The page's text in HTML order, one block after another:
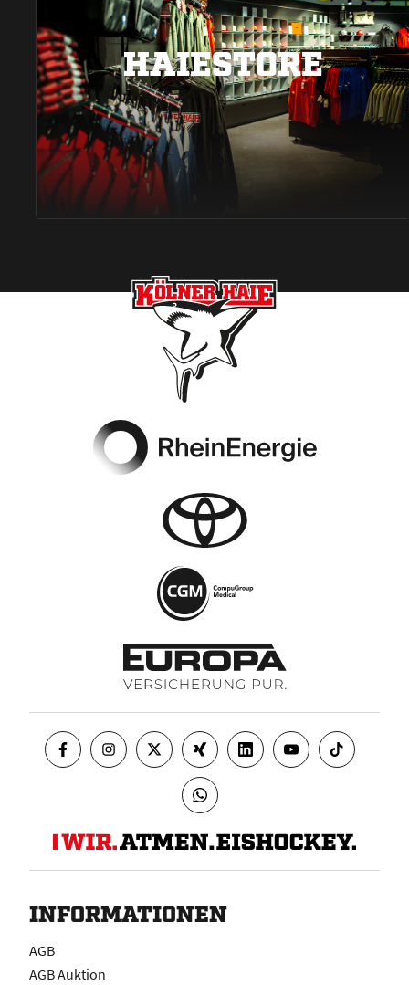
HAIESTORE
INFORMATIONEN
AGB
AGB Auktion